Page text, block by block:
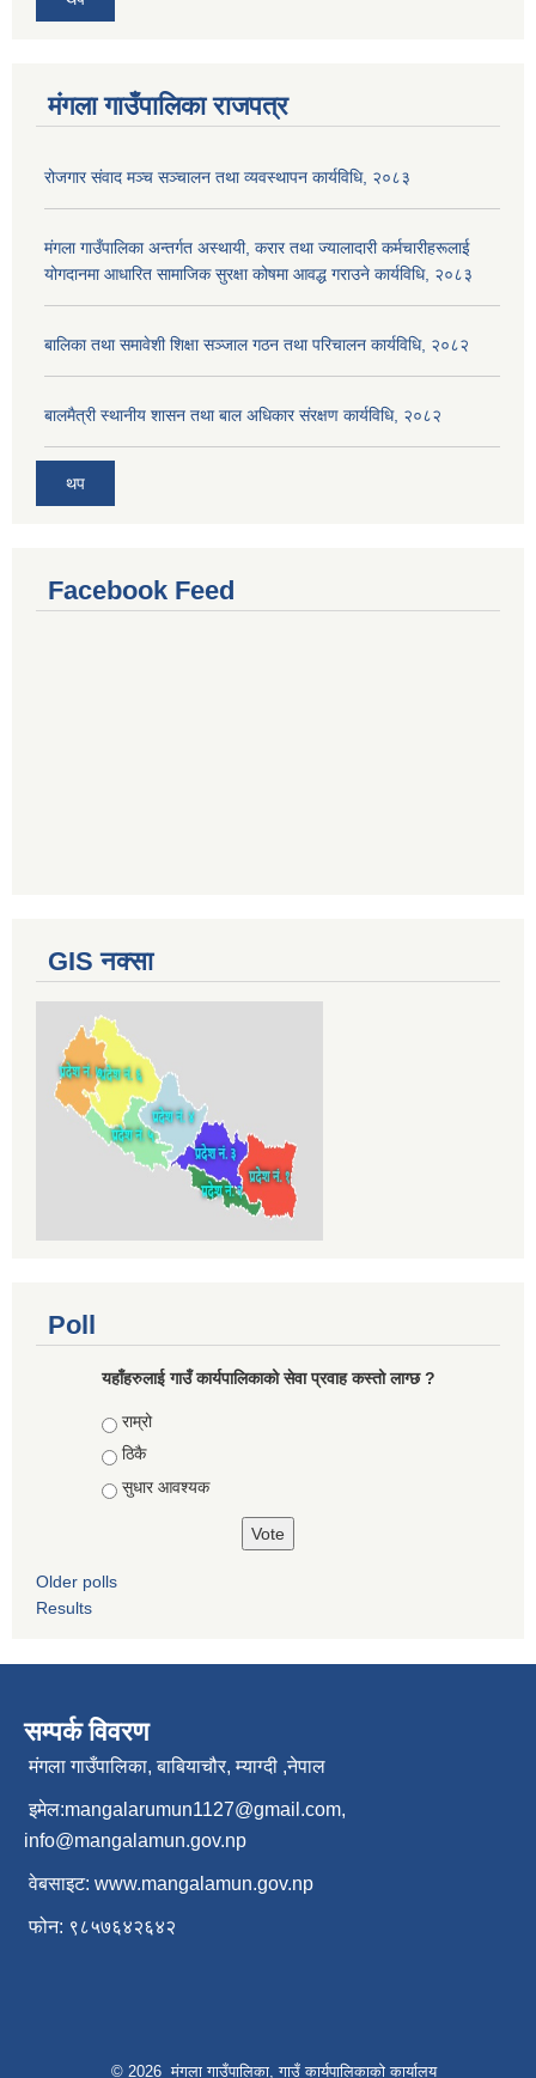
मंगला गाउँपालिका राजपत्र
रोजगार संवाद मञ्च सञ्चालन तथा व्यवस्थापन कार्यविधि, २०८३
मंगला गाउँपालिका अन्तर्गत अस्थायी, करार तथा ज्यालादारी कर्मचारीहरूलाई
योगदानमा आधारित सामाजिक सुरक्षा कोषमा आवद्ध गराउने कार्यविधि, २०८३
बालिका तथा समावेशी शिक्षा सञ्जाल गठन तथा परिचालन कार्यविधि, २०८२
बालमैत्री स्थानीय शासन तथा बाल अधिकार संरक्षण कार्यविधि, २०८२
थप
Facebook Feed
GIS नक्सा
Poll
यहाँहरुलाई गाउँ कार्यपालिकाको सेवा प्रवाह कस्तो लाग्छ ?
Choices
राम्रो
ठिकै
सुधार आवश्यक
Older polls
Results
सम्पर्क विवरण
मंगला गाउँपालिका, बाबियाचौर, म्याग्दी ,नेपाल
इमेल:mangalarumun1127@gmail.com,
info@mangalamun.gov.np
वेबसाइट: www.mangalamun.gov.np
फोन: ९८५७६४२६४२
© 2026 मंगला गाउँपालिका, गाउँ कार्यपालिकाको कार्यालय